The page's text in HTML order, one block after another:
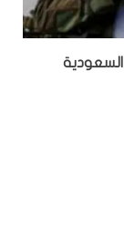
السعودية